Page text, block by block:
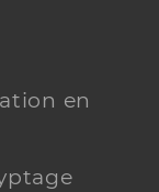
en